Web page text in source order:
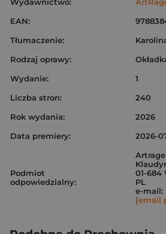
EAN:
Tłumaczenie:
Rodzaj oprawy:
Wydanie:
1
Liczba stron:
240
Rok wydania:
2026
Data premiery:
2026-
Podmiot
odpowiedzialny:
Artrage
01-684
PL
e-mail:
[email